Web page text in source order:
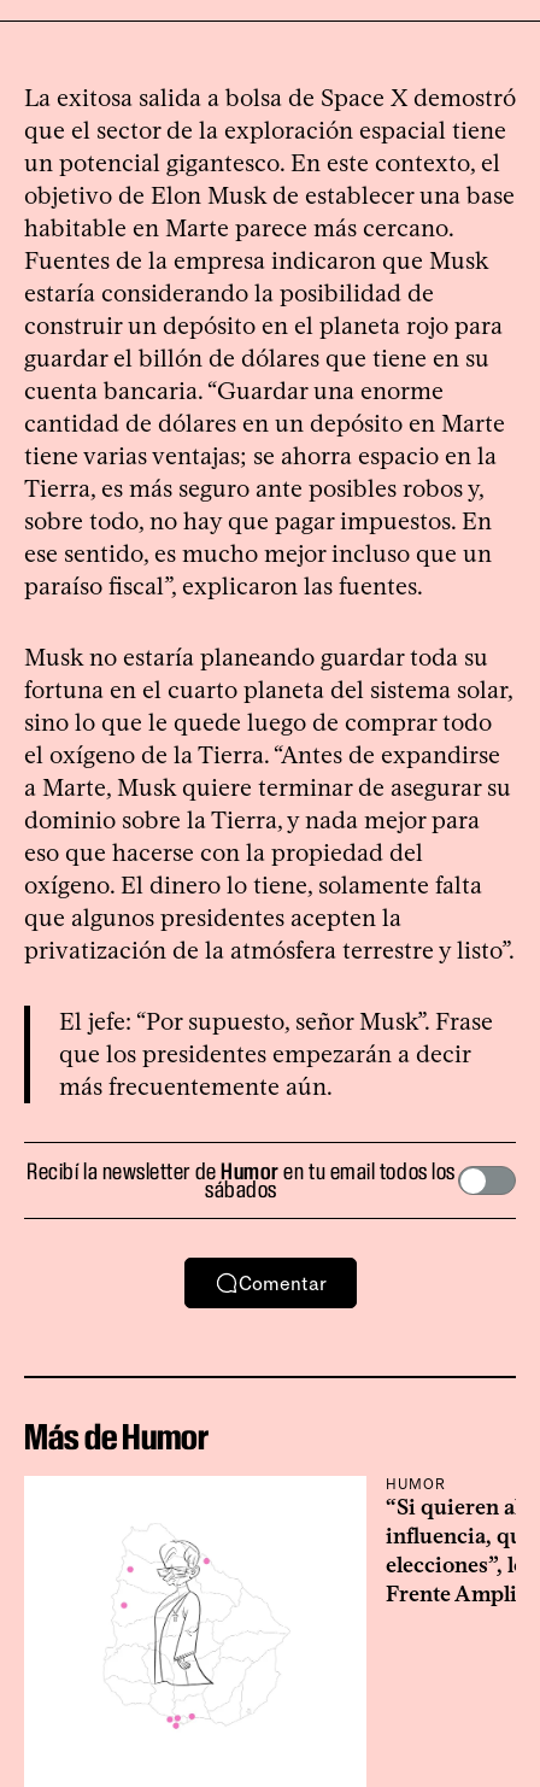
La exitosa salida a bolsa de Space X demostró
que el sector de la exploración espacial tiene
un potencial gigantesco. En este contexto, el
objetivo de Elon Musk de establecer una base
habitable en Marte parece más cercano.
Fuentes de la empresa indicaron que Musk
estaría considerando la posibilidad de
construir un depósito en el planeta rojo para
guardar el billón de dólares que tiene en su
cuenta bancaria. “Guardar una enorme
cantidad de dólares en un depósito en Marte
tiene varias ventajas; se ahorra espacio en la
Tierra, es más seguro ante posibles robos y,
sobre todo, no hay que pagar impuestos. En
ese sentido, es mucho mejor incluso que un
paraíso fiscal”, explicaron las fuentes.
Musk no estaría planeando guardar toda su
fortuna en el cuarto planeta del sistema solar,
sino lo que le quede luego de comprar todo
el oxígeno de la Tierra. “Antes de expandirse
a Marte, Musk quiere terminar de asegurar su
dominio sobre la Tierra, y nada mejor para
eso que hacerse con la propiedad del
oxígeno. El dinero lo tiene, solamente falta
que algunos presidentes acepten la
privatización de la atmósfera terrestre y listo”.
El jefe: “Por supuesto, señor Musk”. Frase
que los presidentes empezarán a decir
más frecuentemente aún.
Recibí la newsletter deHumoren tu email todos los
sábados
Comentar
Más de Humor
HUMOR
“Si quieren
influencia, que
elecciones”, le
Frente Amplio